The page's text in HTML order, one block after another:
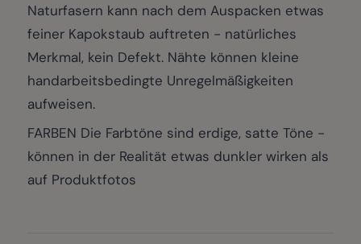
Naturfasern kann nach dem Auspacken etwas
feiner Kapokstaub auftreten - natürliches
Merkmal, kein Defekt. Nähte können kleine
handarbeitsbedingte Unregelmäßigkeiten
aufweisen.
FARBEN Die Farbtöne sind erdige, satte Töne -
können in der Realität etwas dunkler wirken als
auf Produktfotos